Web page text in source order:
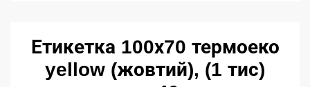
Етикетка 100х70 термоеко
yellow (жовтий), (1 тис)